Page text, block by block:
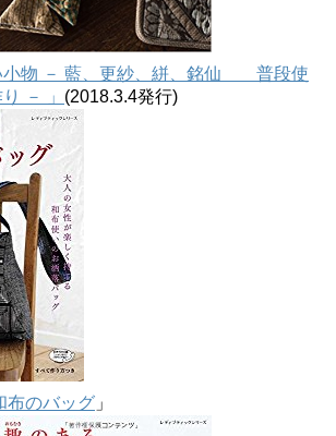
小物 － 藍、更紗、絣、銘仙 普段使
－ 」 (2018.3.4発行)
布のバッグ 」